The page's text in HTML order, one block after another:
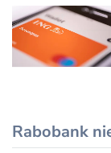
Rabobank